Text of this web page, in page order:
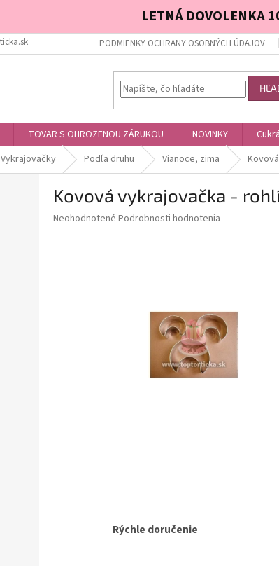
LETNÁ DOVOLENKA
PODMIENKY OCHRANY OSOBNÝCH ÚDAJOV
TOVAR S OHROZENOU ZÁRUKOU NOVINKY
Vykrajovačky Podľa druhu Vianoce, zima
Kovová vykrajovačka -
Priemerné
Neohodnotené Podrobnosti hodnotenia
Rýchle doručenie